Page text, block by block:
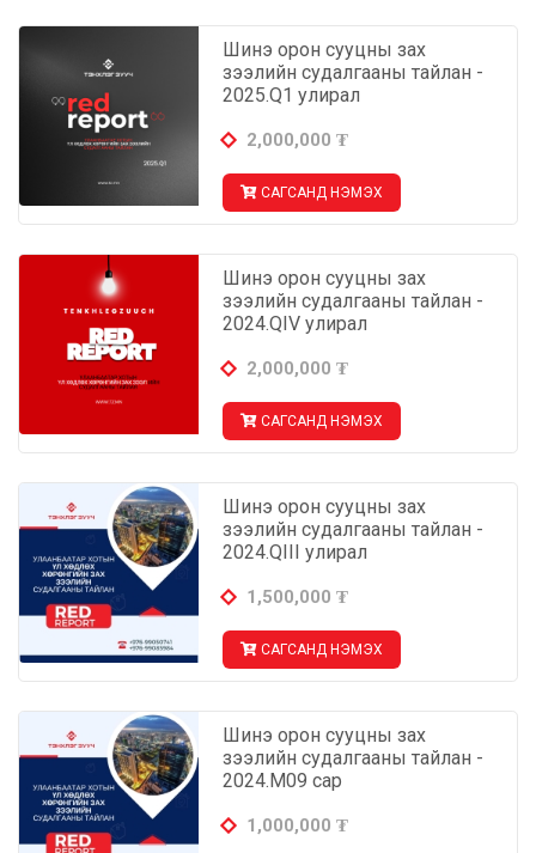
Шинэ орон сууцны зах
зээлийн судалгааны тайлан -
2025.Q1 улирал
2,000,000 ₮
САГСАНД НЭМЭХ
Шинэ орон сууцны зах
зээлийн судалгааны тайлан -
2024.QIV улирал
2,000,000 ₮
САГСАНД НЭМЭХ
Шинэ орон сууцны зах
зээлийн судалгааны тайлан -
2024.QIII улирал
1,500,000 ₮
САГСАНД НЭМЭХ
Шинэ орон сууцны зах
зээлийн судалгааны тайлан -
2024.М09 сар
1,000,000 ₮